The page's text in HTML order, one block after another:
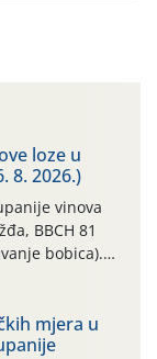
loze u
8. 2026.)
vinova
BBCH 81
bobica).
sušno i
, što
spojeva kako
mjera u